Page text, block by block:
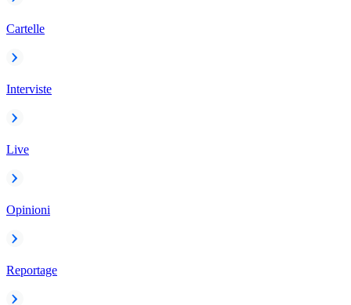
Cartelle
Interviste
Live
Opinioni
Reportage